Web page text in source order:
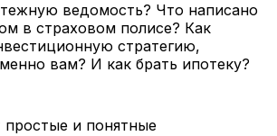
ведомость? Что написано
в страховом полисе? Как
стратегию,
вам? И как брать ипотеку?
простые и понятные